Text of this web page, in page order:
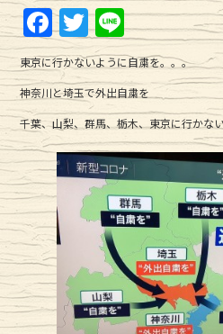
F
a
c
e
b
o
o
k
T
w
it
te
r
Li
n
e
東京に行かないように自粛を。。。
神奈川と埼玉で外出自粛を
千葉、山梨、群馬、栃木、東京に行かな